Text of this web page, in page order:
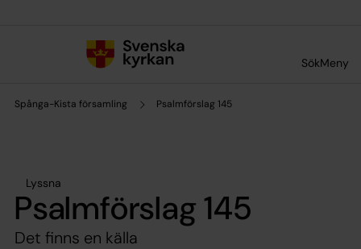
SökMeny
Spånga-Kista församling Psalmförslag 145
Lyssna
Psalmförslag 145
Det finns en källa